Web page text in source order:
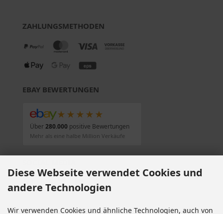
ZAHLUNGSMETHODEN
EBAY BEWERTUNGEN
★★★★★
Über280.000 positive Bewertungen
Mehr als eine halbe Million Verkäufe
Diese Webseite verwendet Cookies und
andere Technologien
Wir verwenden Cookies und ähnliche Technologien, auch von